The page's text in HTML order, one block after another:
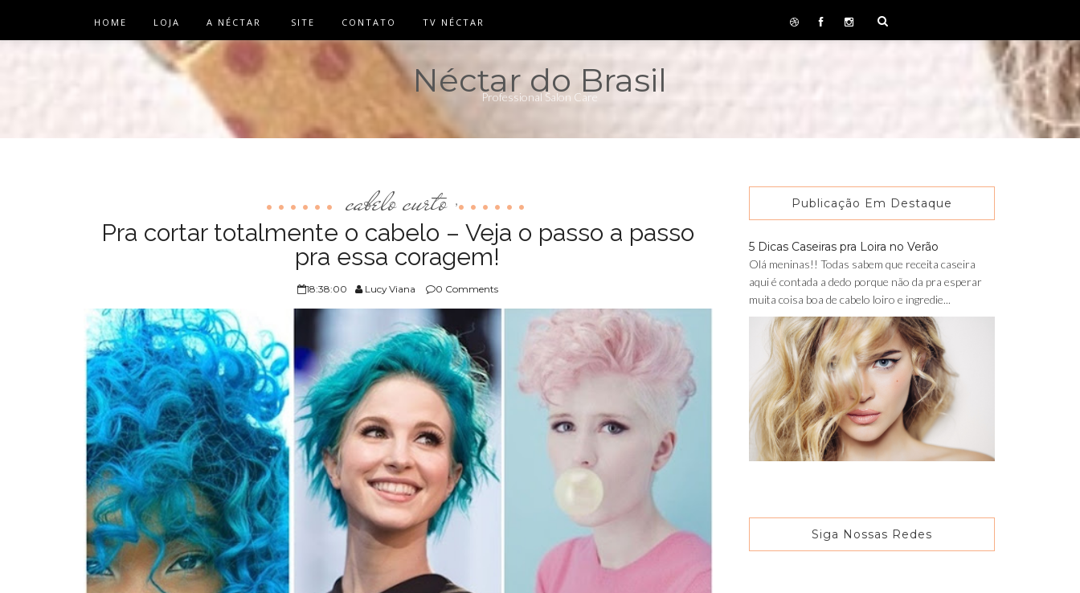
HOME LOJA A NÉCTAR SITE CONTATO TV NÉCTAR
Néctar do Brasil
Professional Salon Care
cabelo curto ,
Pra cortar totalmente o cabelo – Veja o passo a passo
pra essa coragem!
18:38:00 Lucy Viana 0 Comments
Publicação Em Destaque
5 Dicas Caseiras pra Loira no Verão
Olá meninas!! Todas sabem que receita caseira
aqui é contada a dedo porque não da pra esperar
muita coisa boa de cabelo loiro e ingredie...
Siga Nossas Redes